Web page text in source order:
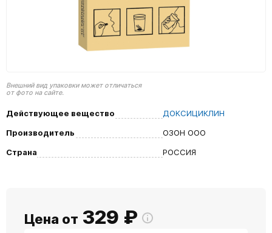
Внешний вид упаковки может отличаться
от фото на сайте.
Действующее вещество
ДОКСИЦИКЛИН
Производитель
ОЗОН ООО
Страна
РОССИЯ
Цена от 329 ₽